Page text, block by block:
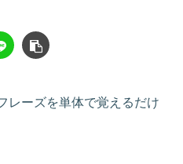
レーズを単体で覚えるだけ